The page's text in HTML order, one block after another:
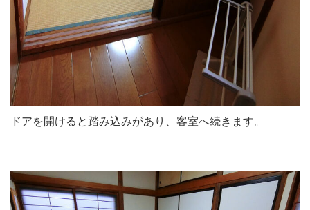
ドアを開けると踏み込みがあり、客室へ続きます。